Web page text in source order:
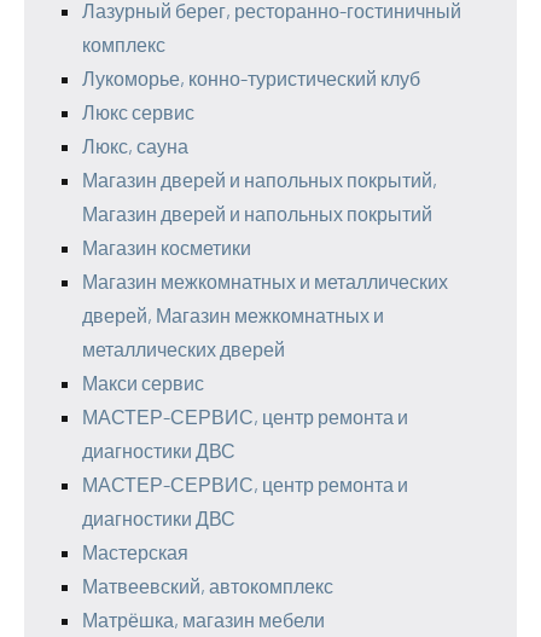
Лазурный берег, ресторанно-гостиничный
комплекс
Лукоморье, конно-туристический клуб
Люкс сервис
Люкс, сауна
Магазин дверей и напольных покрытий,
Магазин дверей и напольных покрытий
Магазин косметики
Магазин межкомнатных и металлических
дверей, Магазин межкомнатных и
металлических дверей
Макси сервис
МАСТЕР-СЕРВИС, центр ремонта и
диагностики ДВС
МАСТЕР-СЕРВИС, центр ремонта и
диагностики ДВС
Мастерская
Матвеевский, автокомплекс
Матрёшка, магазин мебели